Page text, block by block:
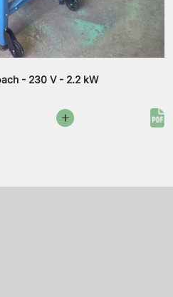
- 230 V - 2.2 kW